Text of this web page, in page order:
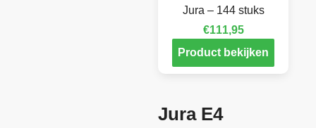
Jura – 144 stuks
€111,95
Product bekijken
Jura E4